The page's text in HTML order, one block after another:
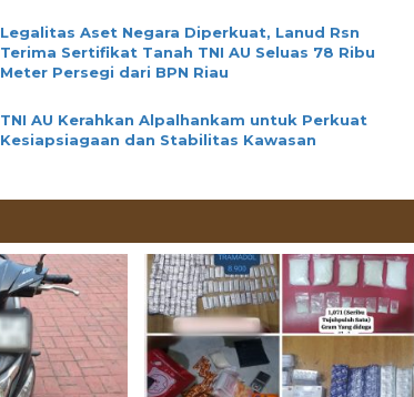
Legalitas Aset Negara Diperkuat, Lanud Rsn
Terima Sertifikat Tanah TNI AU Seluas 78 Ribu
Meter Persegi dari BPN Riau
TNI AU Kerahkan Alpalhankam untuk Perkuat
Kesiapsiagaan dan Stabilitas Kawasan